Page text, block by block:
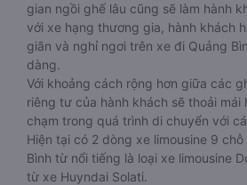
gian ngồi ghế lâu cũng sẽ làm hành
với xe hạng thương gia, hành khách
giãn và nghỉ ngơi trên xe đi Quảng
dàng.
Với khoảng cách rộng hơn giữa các
riêng tư của hành khách sẽ thoải mái
chạm trong quá trình di chuyển với
Hiện tại có 2 dòng xe limousine 9
Bình từ nổi tiếng là loại xe limousine
từ xe Huyndai Solati.